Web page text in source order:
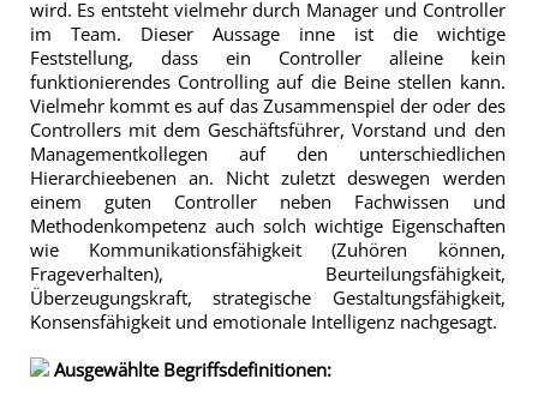
wird. Es entsteht vielmehr durch Manager und Controller
im Team. Dieser Aussage inne ist die wichtige
Feststellung, dass ein Controller alleine kein
funktionierendes Controlling auf die Beine stellen kann.
Vielmehr kommt es auf das Zusammenspiel der oder des
Controllers mit dem Geschäftsführer, Vorstand und den
Managementkollegen auf den unterschiedlichen
Hierarchieebenen an. Nicht zuletzt deswegen werden
einem guten Controller neben Fachwissen und
Methodenkompetenz auch solch wichtige Eigenschaften
wie Kommunikationsfähigkeit (Zuhören können,
Frageverhalten), Beurteilungsfähigkeit,
Überzeugungskraft, strategische Gestaltungsfähigkeit,
Konsensfähigkeit und emotionale Intelligenz nachgesagt.
Ausgewählte Begriffsdefinitionen: